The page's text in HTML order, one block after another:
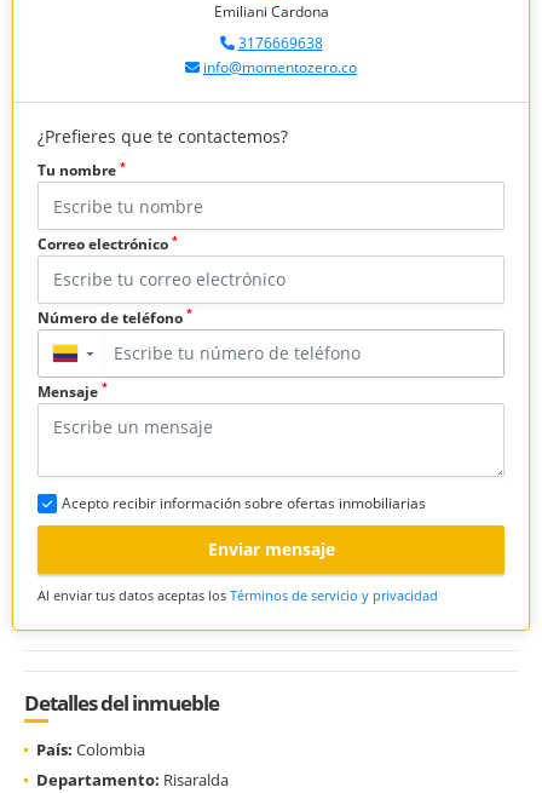
Emiliani Cardona
3176669638
info@momentozero.co
¿Prefieres que te contactemos?
Tu nombre *
Correo electrónico *
Número de teléfono *
▼
Mensaje *
Acepto recibir información sobre ofertas inmobiliarias
Enviar mensaje
Al enviar tus datos aceptas los Términos de servicio y privacidad
Detalles del inmueble
País: Colombia
Departamento: Risaralda